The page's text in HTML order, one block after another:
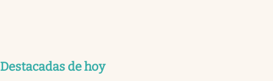
Destacadas de hoy